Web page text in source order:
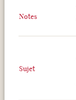
Notes
Sujet